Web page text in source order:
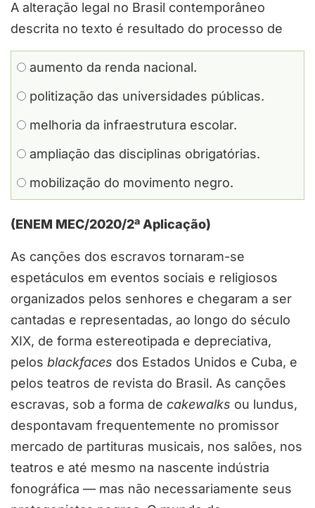
A alteração legal no Brasil contemporâneo
descrita no texto é resultado do processo de
aumento da renda nacional.
politização das universidades públicas.
melhoria da infraestrutura escolar.
ampliação das disciplinas obrigatórias.
mobilização do movimento negro.
(ENEM MEC/2020/2ª Aplicação)
As canções dos escravos tornaram-se
espetáculos em eventos sociais e religiosos
organizados pelos senhores e chegaram a ser
cantadas e representadas, ao longo do século
XIX, de forma estereotipada e depreciativa,
pelos blackfaces dos Estados Unidos e Cuba, e
pelos teatros de revista do Brasil. As canções
escravas, sob a forma de cakewalks ou lundus,
despontavam frequentemente no promissor
mercado de partituras musicais, nos salões, nos
teatros e até mesmo na nascente indústria
fonográfica — mas não necessariamente seus